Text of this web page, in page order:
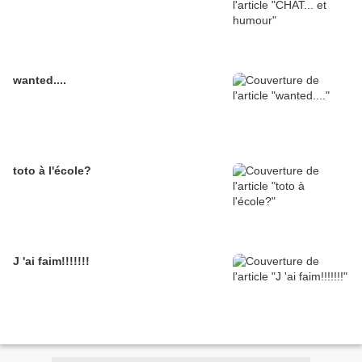
wanted....
toto à l'école?
J 'ai faim!!!!!!!